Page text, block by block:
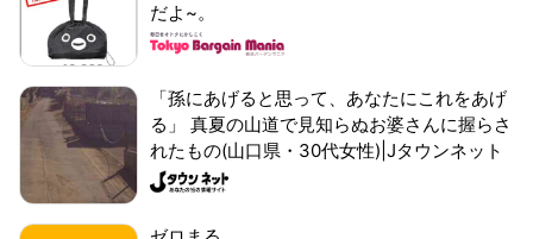
だよ~。
「孫にあげると思って、あなたにこれをあげ
る」 真夏の山道で見知らぬお婆さんに握らさ
れたもの(山口県・30代女性)|Jタウンネット